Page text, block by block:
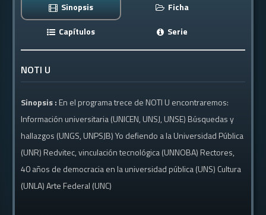
Sinopsis
Ficha
Capítulos
Serie
NOTI U
Sinopsis : En el programa trece de NOTI U encontraremos:
Información universitaria (UNICEN, UNSJ, UNSE) Búsquedas y
hallazgos (UNGS, UNPSJB) Yo defiendo a la Universidad Pública
(UNR) Redvitec, vinculación tecnológica (UNNOBA) Rectores,
40 años de democracia en la universidad pública (UNS) Cultura
(UNLA) Arte Federal (UNC)